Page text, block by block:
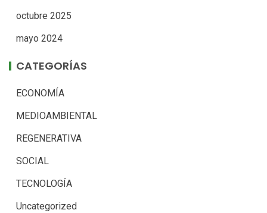
octubre 2025
mayo 2024
CATEGORÍAS
ECONOMÍA
MEDIOAMBIENTAL
REGENERATIVA
SOCIAL
TECNOLOGÍA
Uncategorized